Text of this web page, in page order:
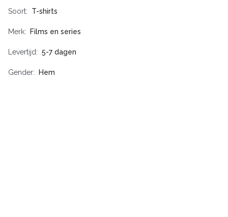
Soort T-shirts
Merk Films en series
Levertijd 5-7 dagen
Gender Hem